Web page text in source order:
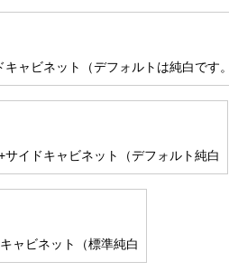
ャビネット（デフォルトは純白です
イドキャビネット（デフォルト純白
ャビネット（標準純白